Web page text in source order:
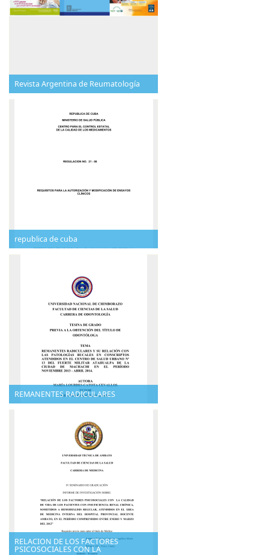
Revista Argentina de Reumatología
republica de cuba
REMANENTES RADICULARES
RELACION DE LOS FACTORES
PSICOSOCIALES CON LA